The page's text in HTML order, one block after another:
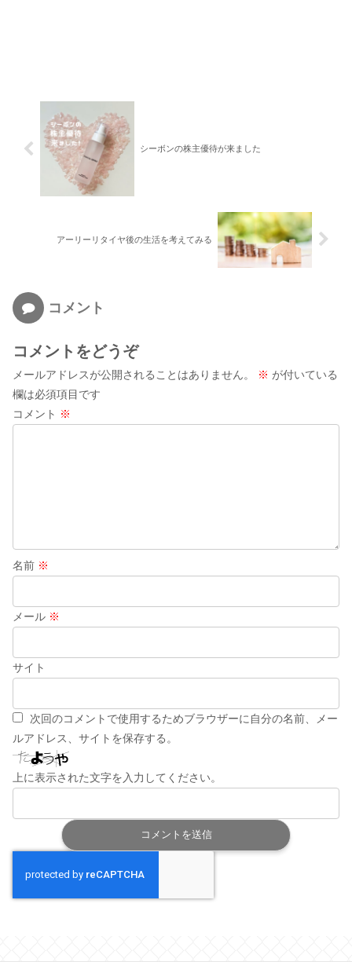
シーボンの株主優待が来ました
アーリーリタイヤ後の生活を考えてみる
コメント
コメントをどうぞ
メールアドレスが公開されることはありません。 ※ が付いている
欄は必須項目です
コメント ※
名前 ※
メール ※
サイト
次回のコメントで使用するためブラウザーに自分の名前、メー
ルアドレス、サイトを保存する。
上に表示された文字を入力してください。